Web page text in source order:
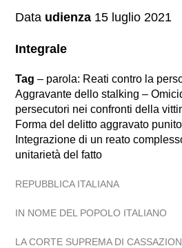
Data udienza 15 luglio 2021
Integrale
Tag – parola: Reati contro la
Aggravante dello stalking –
persecutori nei confronti della
Forma del delitto aggravato
Integrazione di un reato
unitarietà del fatto
REPUBBLICA ITALIANA
IN NOME DEL POPOLO ITALIANO
LA CORTE SUPREMA DI